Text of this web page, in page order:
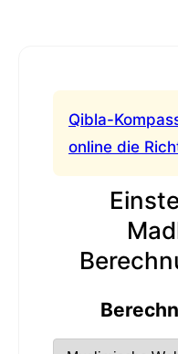
Qibla-
online die